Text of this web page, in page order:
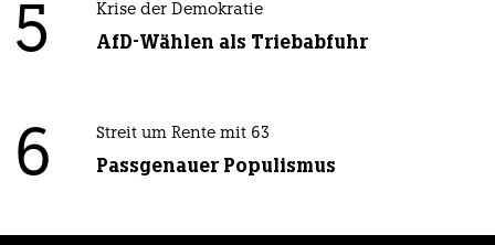
5 Krise der Demokratie
AfD-Wählen als Triebabfuhr
6 Streit um Rente mit 63
Passgenauer Populismus